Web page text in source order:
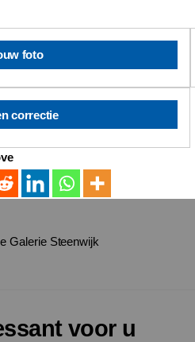
foto
correctie
Galerie Steenwijk
voor u